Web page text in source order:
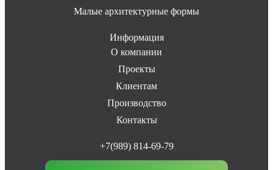
Малые архитектурные формы
Информация
О компании
Проекты
Клиентам
Производство
Контакты
+7(989) 814-69-79